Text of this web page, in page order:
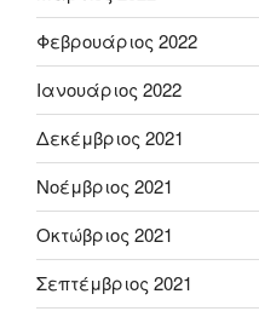
Φεβρουάριος 2022
Ιανουάριος 2022
Δεκέμβριος 2021
Νοέμβριος 2021
Οκτώβριος 2021
Σεπτέμβριος 2021